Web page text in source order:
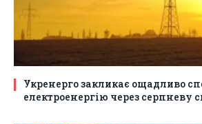
Укренерго закликає ощадливо
електроенергію через серпневу